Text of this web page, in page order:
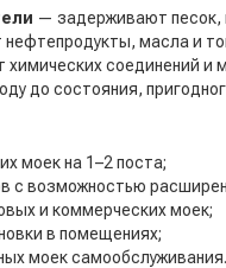
— задерживают песок,
масла и
соединений и
до состояния,
моек на 1–2 поста;
с возможностью
и коммерческих моек;
в помещениях;
моек самообслуживания.